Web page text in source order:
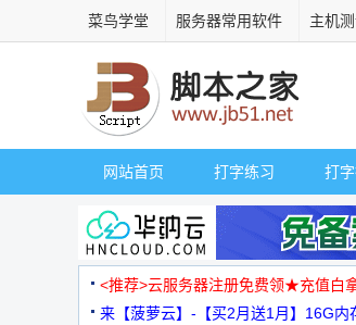
菜鸟学堂 服务器常用软件 主机
网站首页 打字练习 打
<推荐>云服务器注册免费领★充值白
来【菠萝云】-【买2月送1月】16G内